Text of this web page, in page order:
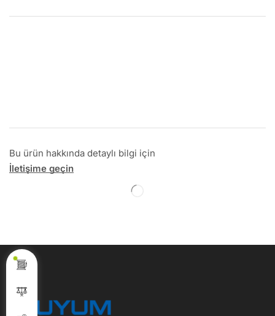
Bu ürün hakkında detaylı bilgi için
İletişime geçin